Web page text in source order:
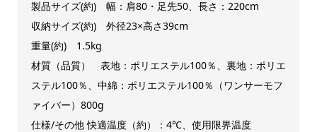
製品サイズ(約) 幅：肩80・足先50、長さ：220cm
収納サイズ(約) 外径23×高さ39cm
重量(約) 1.5kg
材質（品質） 表地：ポリエステル100％、裏地：ポリエ
ステル100％、中綿：ポリエステル100％（ワンサーモフ
ァイバー）800g
仕様/その他 快適温度（約）：4℃、使用限界温度